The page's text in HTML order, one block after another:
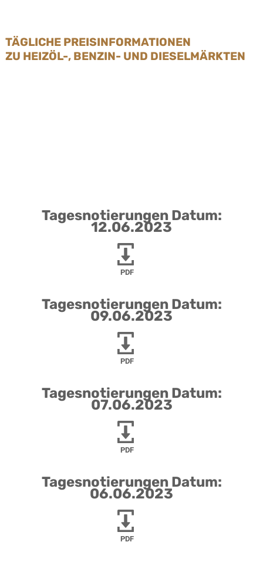
TÄGLICHE PREISINFORMATIONEN
ZU HEIZÖL-, BENZIN- UND DIESELMÄRKTEN
Tagesnotierungen Datum:
12.06.2023
PDF
Tagesnotierungen Datum:
09.06.2023
PDF
Tagesnotierungen Datum:
07.06.2023
PDF
Tagesnotierungen Datum:
06.06.2023
PDF